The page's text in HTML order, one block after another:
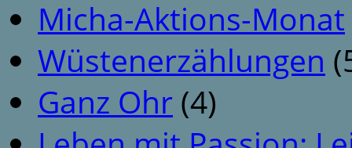
Micha-Aktions-Monat
Wüstenerzählungen
Ganz Ohr (4)